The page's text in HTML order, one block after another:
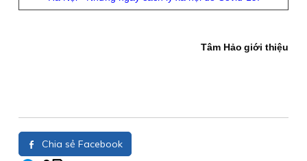
Tâm Hảo giới thiệu
Chia sẻ Facebook